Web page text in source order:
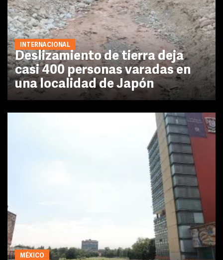
INTERNACIONAL
Deslizamiento de tierra deja
casi 400 personas varadas en
una localidad de Japón
MÉXICO